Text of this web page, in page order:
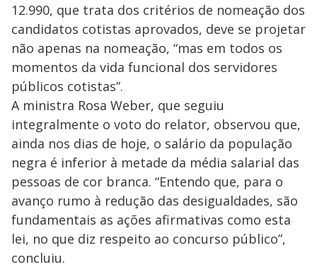
12.990, que trata dos critérios de nomeação dos
candidatos cotistas aprovados, deve se projetar
não apenas na nomeação, “mas em todos os
momentos da vida funcional dos servidores
públicos cotistas”.
A ministra Rosa Weber, que seguiu
integralmente o voto do relator, observou que,
ainda nos dias de hoje, o salário da população
negra é inferior à metade da média salarial das
pessoas de cor branca. “Entendo que, para o
avanço rumo à redução das desigualdades, são
fundamentais as ações afirmativas como esta
lei, no que diz respeito ao concurso público”,
concluiu.